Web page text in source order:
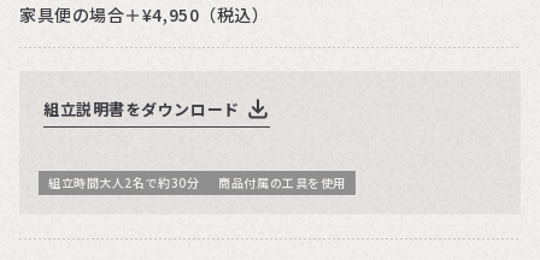
家具便の場合＋¥4,950（税込）
組立説明書をダウンロード
組立時間大人2名で約30分 商品付属の工具を使用